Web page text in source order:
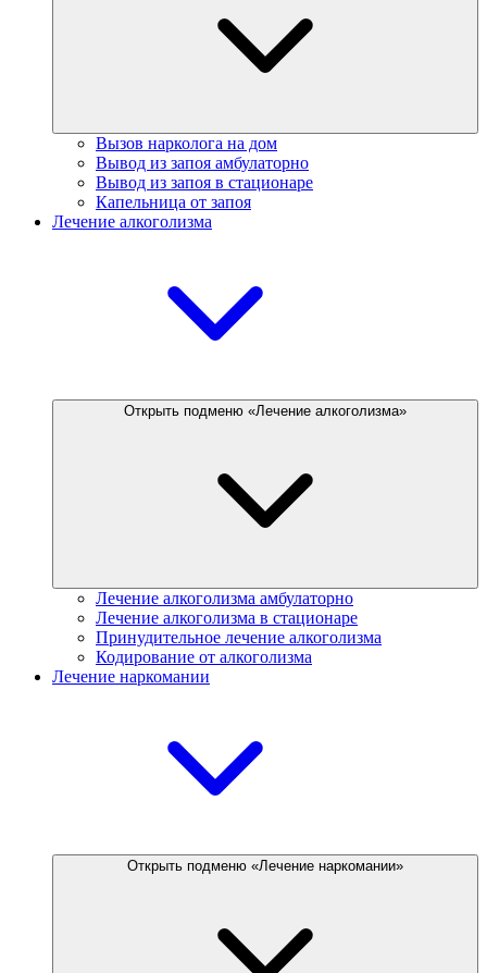
Вызов нарколога на дом
Вывод из запоя амбулаторно
Вывод из запоя в стационаре
Капельница от запоя
Лечение алкоголизма
Открыть подменю «Лечение алкоголизма»
Лечение алкоголизма амбулаторно
Лечение алкоголизма в стационаре
Принудительное лечение алкоголизма
Кодирование от алкоголизма
Лечение наркомании
Открыть подменю «Лечение наркомании»